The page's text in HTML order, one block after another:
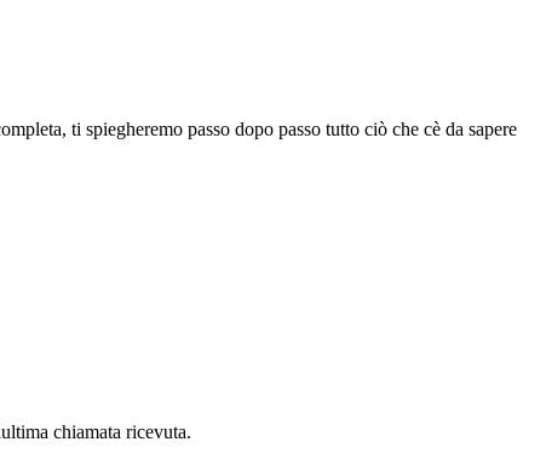
ti spiegheremo passo dopo passo tutto ciò che cè da sapere
chiamata ricevuta.